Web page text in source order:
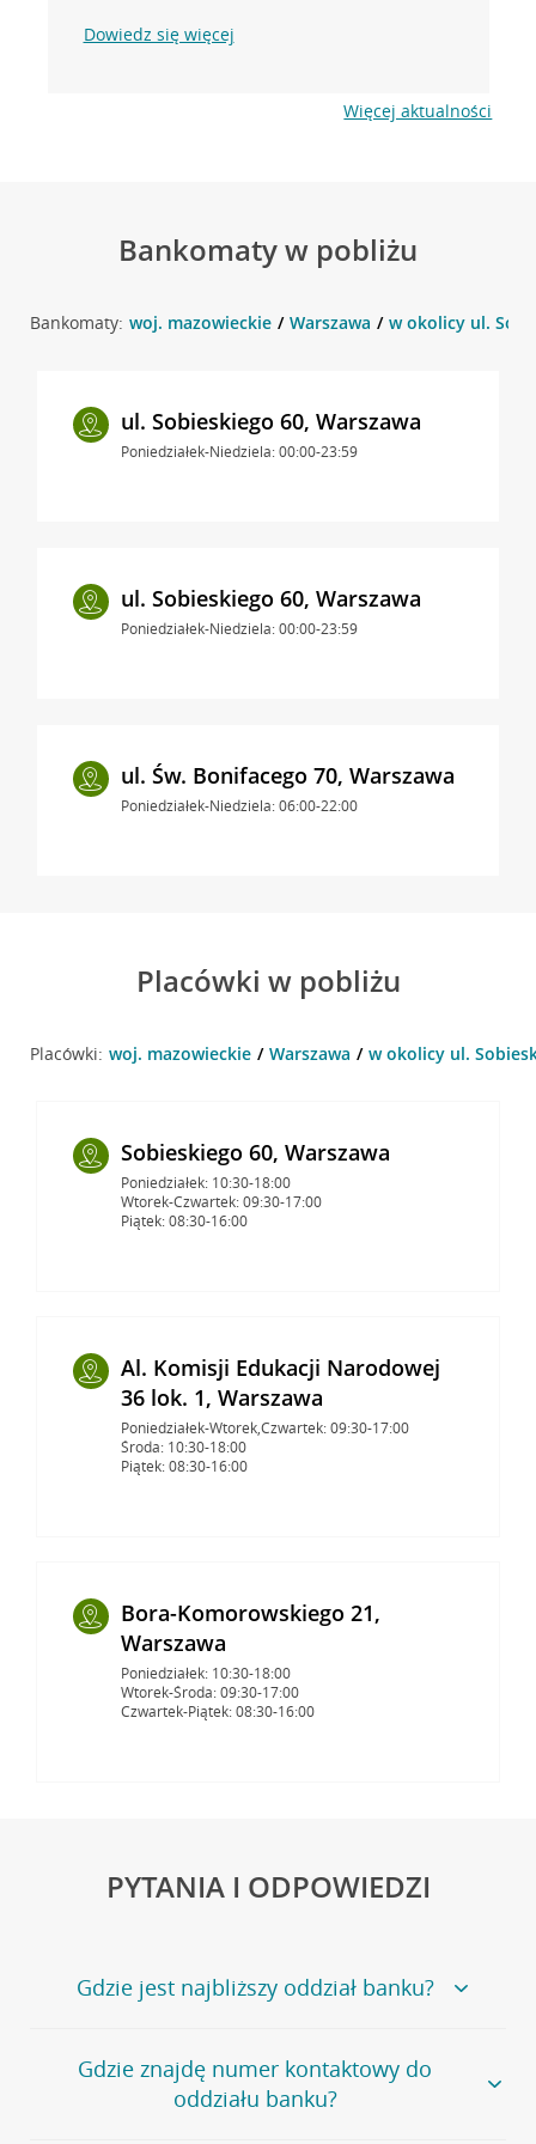
Dowiedz się więcej
Więcej aktualności
Bankomaty w pobliżu
Bankomaty: woj. mazowieckie Warszawa w okolicy ul.
ul. Sobieskiego 60, Warszawa
Poniedziałek-Niedziela: 00:00-23:59
ul. Sobieskiego 60, Warszawa
Poniedziałek-Niedziela: 00:00-23:59
ul. Św. Bonifacego 70, Warszawa
Poniedziałek-Niedziela: 06:00-22:00
Placówki w pobliżu
Placówki: woj. mazowieckie Warszawa w okolicy ul.
Sobieskiego 60, Warszawa
Poniedziałek: 10:30-18:00
Wtorek-Czwartek: 09:30-17:00
Piątek: 08:30-16:00
Al. Komisji Edukacji Narodowej
36 lok. 1, Warszawa
Poniedziałek-Wtorek,Czwartek: 09:30-17:00
Środa: 10:30-18:00
Piątek: 08:30-16:00
Bora-Komorowskiego 21,
Warszawa
Poniedziałek: 10:30-18:00
Wtorek-Środa: 09:30-17:00
Czwartek-Piątek: 08:30-16:00
PYTANIA I ODPOWIEDZI
Gdzie jest najbliższy oddział banku?
Jeśli szukasz oddziału naszego banku, zapraszamy na
stronęPlacówki i bankomaty, na której znajduje się
wygodna wyszukiwarka.
Gdzie znajdę numer kontaktowy do
oddziału banku?